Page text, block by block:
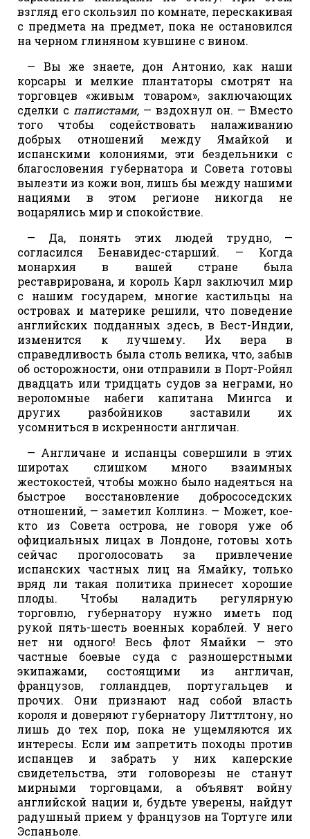
взгляд его скользил по комнате, перескакивая
с предмета на предмет, пока не остановился
на черном глиняном кувшине с вином.
— Вы же знаете, дон Антонио, как наши
корсары и мелкие плантаторы смотрят на
торговцев «живым товаром», заключающих
сделки с папистами, — вздохнул он. — Вместо
того чтобы содействовать налаживанию
добрых отношений между Ямайкой и
испанскими колониями, эти бездельники с
благословения губернатора и Совета готовы
вылезти из кожи вон, лишь бы между нашими
нациями в этом регионе никогда не
воцарялись мир и спокойствие.
— Да, понять этих людей трудно, —
согласился Бенавидес-старший. — Когда
монархия в вашей стране была
реставрирована, и король Карл заключил мир
с нашим государем, многие кастильцы на
островах и материке решили, что поведение
английских подданных здесь, в Вест-Индии,
изменится к лучшему. Их вера в
справедливость была столь велика, что, забыв
об осторожности, они отправили в Порт-Ройял
двадцать или тридцать судов за неграми, но
вероломные набеги капитана Мингса и
других разбойников заставили их
усомниться в искренности англичан.
— Англичане и испанцы совершили в этих
широтах слишком много взаимных
жестокостей, чтобы можно было надеяться на
быстрое восстановление добрососедских
отношений, — заметил Коллинз. — Может, кое-
кто из Совета острова, не говоря уже об
официальных лицах в Лондоне, готовы хоть
сейчас проголосовать за привлечение
испанских частных лиц на Ямайку, только
вряд ли такая политика принесет хорошие
плоды. Чтобы наладить регулярную
торговлю, губернатору нужно иметь под
рукой пять-шесть военных кораблей. У него
нет ни одного! Весь флот Ямайки — это
частные боевые суда с разношерстными
экипажами, состоящими из англичан,
французов, голландцев, португальцев и
прочих. Они признают над собой власть
короля и доверяют губернатору Литтлтону, но
лишь до тех пор, пока не ущемляются их
интересы. Если им запретить походы против
испанцев и забрать у них каперские
свидетельства, эти головорезы не станут
мирными торговцами, а объявят войну
английской нации и, будьте уверены, найдут
радушный прием у французов на Тортуге или
Эспаньоле.